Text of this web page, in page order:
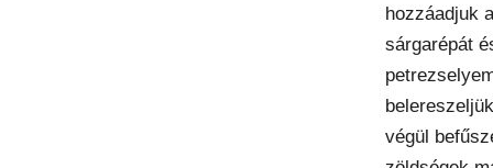
hozzáadjuk
sárgarépát
végül